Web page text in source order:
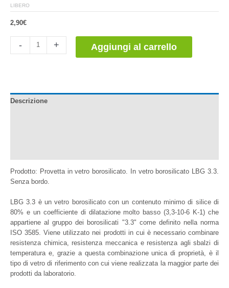
LIBERO
2,90€
-
Borosilicato
quantità
+ Aggiungi al carrello
Descrizione
Prodotto: Provetta in vetro borosilicato. In vetro borosilicato LBG 3.3.
Senza bordo.
LBG 3.3 è un vetro borosilicato con un contenuto minimo di silice di
80% e un coefficiente di dilatazione molto basso (3,3-10-6 K-1) che
appartiene al gruppo dei borosilicati "3.3" come definito nella norma
ISO 3585. Viene utilizzato nei prodotti in cui è necessario combinare
resistenza chimica, resistenza meccanica e resistenza agli sbalzi di
temperatura e, grazie a questa combinazione unica di proprietà, è il
tipo di vetro di riferimento con cui viene realizzata la maggior parte dei
prodotti da laboratorio.